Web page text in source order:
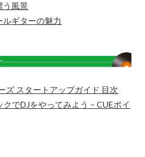
う風景
ギターの魅力
ズ スタートアップガイド 目次
でDJをやってみよう – CUEポイ